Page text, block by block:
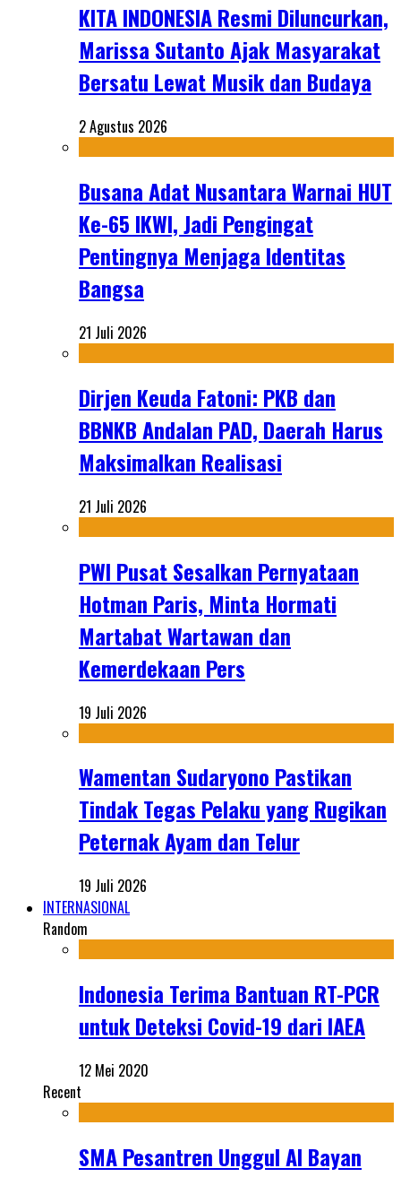
KITA INDONESIA Resmi Diluncurkan,
Marissa Sutanto Ajak Masyarakat
Bersatu Lewat Musik dan Budaya
2 Agustus 2026
Busana Adat Nusantara Warnai HUT
Ke-65 IKWI, Jadi Pengingat
Pentingnya Menjaga Identitas
Bangsa
21 Juli 2026
Dirjen Keuda Fatoni: PKB dan
BBNKB Andalan PAD, Daerah Harus
Maksimalkan Realisasi
21 Juli 2026
PWI Pusat Sesalkan Pernyataan
Hotman Paris, Minta Hormati
Martabat Wartawan dan
Kemerdekaan Pers
19 Juli 2026
Wamentan Sudaryono Pastikan
Tindak Tegas Pelaku yang Rugikan
Peternak Ayam dan Telur
19 Juli 2026
INTERNASIONAL
Random
Indonesia Terima Bantuan RT-PCR
untuk Deteksi Covid-19 dari IAEA
12 Mei 2020
Recent
SMA Pesantren Unggul Al Bayan